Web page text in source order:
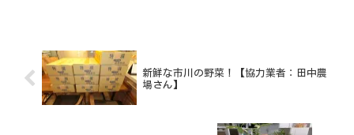
新鮮な市川の野菜！【協力業者：田中農
場さん】